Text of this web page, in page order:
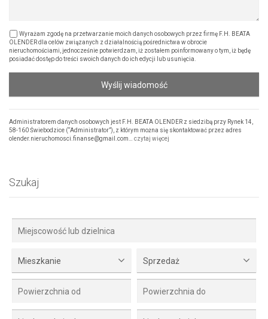
Wyrażam zgodę na przetwarzanie moich danych osobowych przez firmę F.H. BEATA
OLENDER dla celów związanych z działalnością pośrednictwa w obrocie
nieruchomościami, jednocześnie potwierdzam, iż zostałem poinformowany o tym, iż będę
posiadać dostęp do treści swoich danych do ich edycji lub usunięcia.
Wyślij wiadomość
Administratorem danych osobowych jest F.H. BEATA OLENDER z siedzibą przy Rynek 14,
58-160 Świebodzice (“Administrator”), z którym można się skontaktować przez adres
olender.nieruchomosci.finanse@gmail.com… czytaj więcej
Szukaj
Mieszkanie Sprzedaż